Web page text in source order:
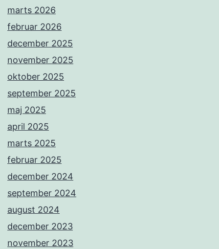
marts 2026
februar 2026
december 2025
november 2025
oktober 2025
september 2025
maj 2025
april 2025
marts 2025
februar 2025
december 2024
september 2024
august 2024
december 2023
november 2023